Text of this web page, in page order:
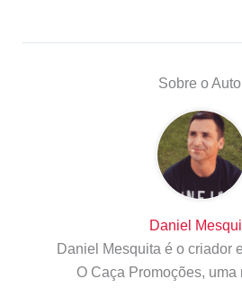
Sobre o
Daniel
Daniel Mesquita é o criador
O Caça Promoções, uma